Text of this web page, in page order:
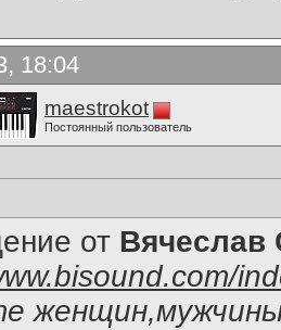
18:04
maestrokot
Постоянный пользователь
от Вячеслав